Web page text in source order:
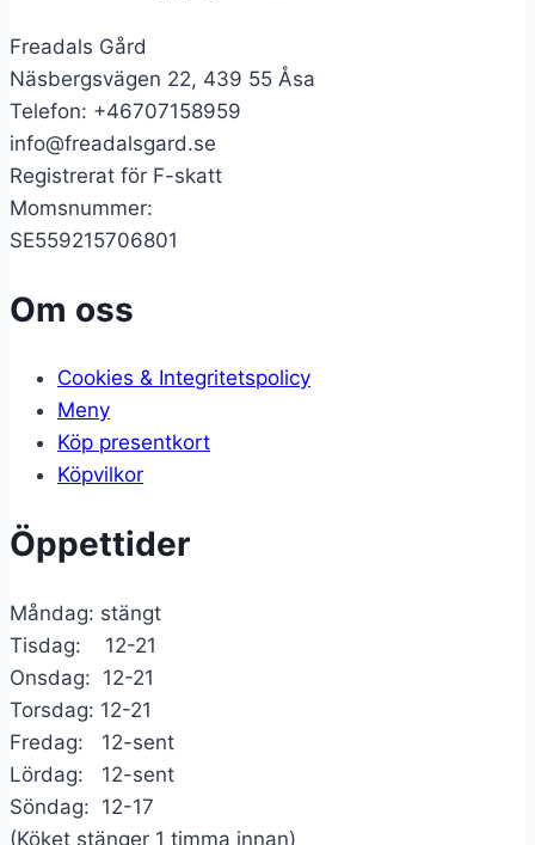
Freadals Gård
Näsbergsvägen 22, 439 55 Åsa
Telefon: +46707158959
info@freadalsgard.se
Registrerat för F-skatt
Momsnummer:
SE559215706801
Om oss
Cookies & Integritetspolicy
Meny
Köp presentkort
Köpvilkor
Öppettider
Måndag: stängt
Tisdag: 12-21
Onsdag: 12-21
Torsdag: 12-21
Fredag: 12-sent
Lördag: 12-sent
Söndag: 12-17
(Köket stänger 1 timma innan)